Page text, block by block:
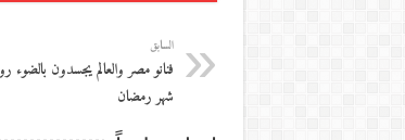
السابق
فنانو مصر والعالم يجسدون بالضوء
شهر رمضان